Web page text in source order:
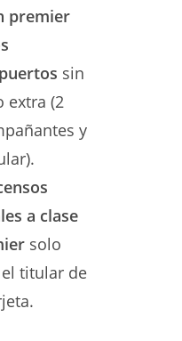
premier
sin
extra (2
y
a clase
solo
titular de